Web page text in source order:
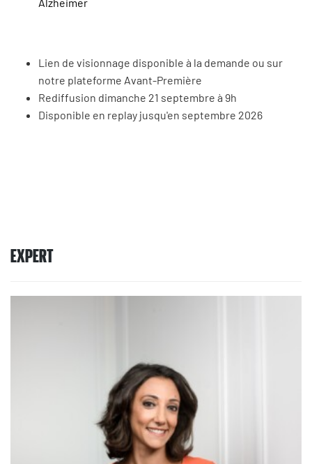
Lien de visionnage disponible à la demande ou sur
notre plateforme Avant-Première
Rediffusion dimanche 21 septembre à 9h
Disponible en replay jusqu'en septembre 2026
EXPERT